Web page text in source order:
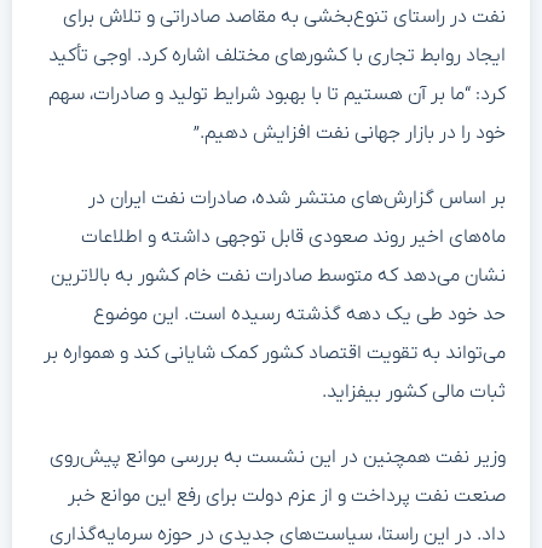
نفت در راستای تنوع‌بخشی به مقاصد صادراتی و تلاش برای
ایجاد روابط تجاری با کشورهای مختلف اشاره کرد. اوجی تأکید
کرد: “ما بر آن هستیم تا با بهبود شرایط تولید و صادرات، سهم
خود را در بازار جهانی نفت افزایش دهیم.”
بر اساس گزارش‌های منتشر شده، صادرات نفت ایران در
ماه‌های اخیر روند صعودی قابل توجهی داشته و اطلاعات
نشان می‌دهد که متوسط صادرات نفت خام کشور به بالاترین
حد خود طی یک دهه گذشته رسیده است. این موضوع
می‌تواند به تقویت اقتصاد کشور کمک شایانی کند و همواره بر
ثبات مالی کشور بیفزاید.
وزیر نفت همچنین در این نشست به بررسی موانع پیش‌روی
صنعت نفت پرداخت و از عزم دولت برای رفع این موانع خبر
داد. در این راستا، سیاست‌های جدیدی در حوزه سرمایه‌گذاری